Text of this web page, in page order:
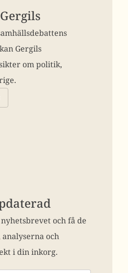
Gergils
om politik,
och få de
analyserna och
i din inkorg.